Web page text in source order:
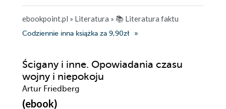
ebookpoint.pl » Literatura » 📚 Literatura faktu
Codziennie inna książka za 9,90zł
Ścigany i inne. Opowiadania czasu
wojny i niepokoju
Artur Friedberg
(ebook)